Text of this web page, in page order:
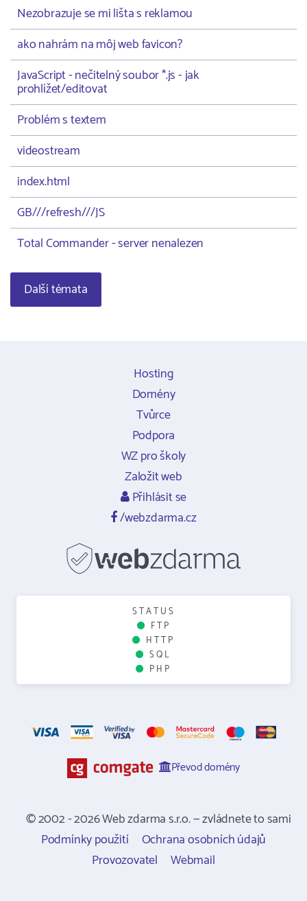
Nezobrazuje se mi lišta s reklamou
ako nahrám na môj web favicon?
JavaScript - nečitelný soubor *.js - jak
prohlížet/editovat
Problém s textem
videostream
index.html
GB///refresh///JS
Total Commander - server nenalezen
Další témata
Hosting
Domény
Tvůrce
Podpora
WZ pro školy
Založit web
Přihlásit se
/webzdarma.cz
STATUS
FTP
HTTP
SQL
PHP
Převod domény
© 2002 - 2026 Web zdarma s.r.o. — zvládnete to sami
Podmínky použití
Ochrana osobních údajů
Provozovatel
Webmail